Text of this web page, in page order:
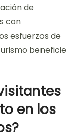
de
con
esfuerzos de
beneficie
en los